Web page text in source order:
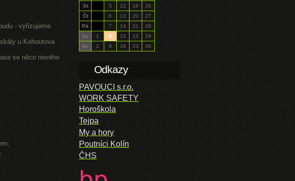
- vyřizujeme
u Kohoutova
se něco nového
St
5 12 19
26
Čt
6 13 20
27
Pá
7 14 21
28
So
1 8 15 22
29
Ne
2 9 16 23 30
Odkazy
PAVOUCI s.r.o.
WORK SAFETY
Horoškola
Tejpa
My a hory
Poutníci Kolín
ČHS